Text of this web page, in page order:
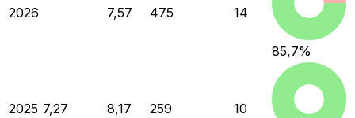
2026 7,57 475 14
85,7%
2025 7,27 8,17 259 10